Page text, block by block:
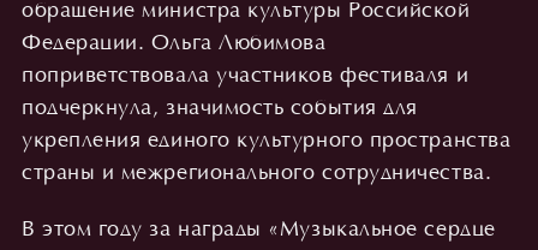
обращение министра культуры Российской
Федерации. Ольга Любимова
поприветствовала участников фестиваля и
подчеркнула, значимость события для
укрепления единого культурного пространства
страны и межрегионального сотрудничества.
В этом году за награды «Музыкальное сердце